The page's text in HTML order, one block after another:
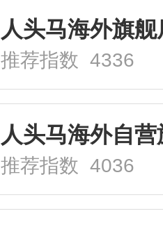
人头马海外旗舰
推荐指数 4336
人头马海外自
推荐指数 4036